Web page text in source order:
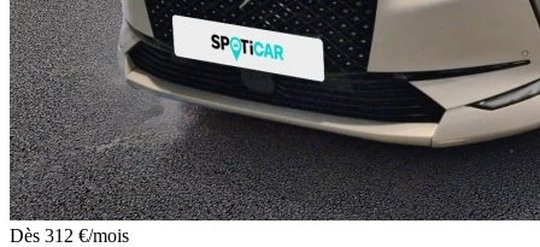
Dès 312 €/mois